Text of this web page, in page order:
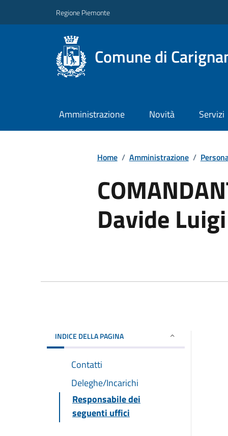
Regione Piemonte
Comune di
Amministrazione Novità Servizi
Home / Amministrazione /
Davide Luigi
INDICE DELLA PAGINA
Contatti
Deleghe/Incarichi
Responsabile dei
seguenti uffici